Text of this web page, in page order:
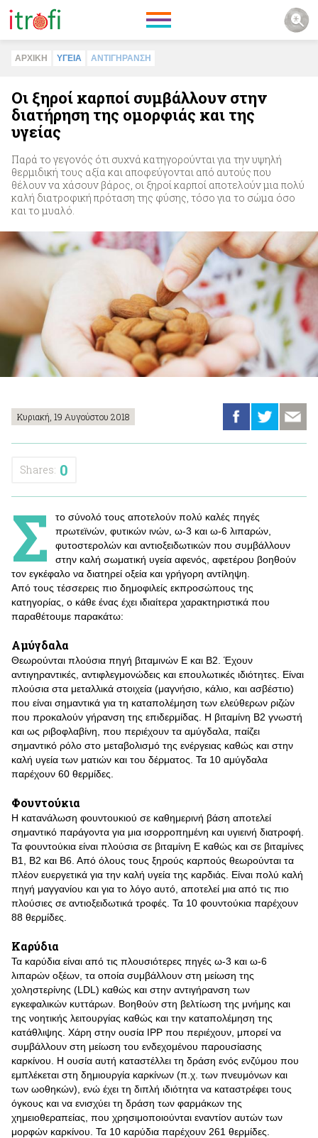
ΑΡΧΙΚΗ ΥΓΕΙΑ ΑΝΤΙΓΗΡΑΝΣΗ
Οι ξηροί καρποί συμβάλλουν στην
διατήρηση της ομορφιάς και της
υγείας
Παρά το γεγονός ότι συχνά κατηγορούνται για την υψηλή
θερμιδική τους αξία και αποφεύγονται από αυτούς που
θέλουν να χάσουν βάρος, οι ξηροί καρποί αποτελούν μια πολύ
καλή διατροφική πρόταση της φύσης, τόσο για το σώμα όσο
και το μυαλό.
Κυριακή, 19 Αυγούστου 2018
Shares: 0
Σ
το σύνολό τους αποτελούν πολύ καλές πηγές
πρωτεϊνών, φυτικών ινών, ω-3 και ω-6 λιπαρών,
φυτοστερολών και αντιοξειδωτικών που συμβάλλουν
στην καλή σωματική υγεία αφενός, αφετέρου βοηθούν
τον εγκέφαλο να διατηρεί οξεία και γρήγορη αντίληψη.
Από τους τέσσερεις πιο δημοφιλείς εκπροσώπους της
κατηγορίας, ο κάθε ένας έχει ιδιαίτερα χαρακτηριστικά που
παραθέτουμε παρακάτω:
Αμύγδαλα
Θεωρούνται πλούσια πηγή βιταμινών Ε και Β2. Έχουν
αντιγηραντικές, αντιφλεγμονώδεις και επουλωτικές ιδιότητες. Είναι
πλούσια στα μεταλλικά στοιχεία (μαγνήσιο, κάλιο, και ασβέστιο)
που είναι σημαντικά για τη καταπολέμηση των ελεύθερων ριζών
που προκαλούν γήρανση της επιδερμίδας. Η βιταμίνη Β2 γνωστή
και ως ριβοφλαβίνη, που περιέχουν τα αμύγδαλα, παίζει
σημαντικό ρόλο στο μεταβολισμό της ενέργειας καθώς και στην
καλή υγεία των ματιών και του δέρματος. Τα 10 αμύγδαλα
παρέχουν 60 θερμίδες.
Φουντούκια
Η κατανάλωση φουντουκιού σε καθημερινή βάση αποτελεί
σημαντικό παράγοντα για μια ισορροπημένη και υγιεινή διατροφή.
Τα φουντούκια είναι πλούσια σε βιταμίνη Ε καθώς και σε βιταμίνες
Β1, Β2 και Β6. Από όλους τους ξηρούς καρπούς θεωρούνται τα
πλέον ευεργετικά για την καλή υγεία της καρδιάς. Είναι πολύ καλή
πηγή μαγγανίου και για το λόγο αυτό, αποτελεί μια από τις πιο
πλούσιες σε αντιοξειδωτικά τροφές. Τα 10 φουντούκια παρέχουν
88 θερμίδες.
Καρύδια
Τα καρύδια είναι από τις πλουσιότερες πηγές ω-3 και ω-6
λιπαρών οξέων, τα οποία συμβάλλουν στη μείωση της
χοληστερίνης (LDL) καθώς και στην αντιγήρανση των
εγκεφαλικών κυττάρων. Βοηθούν στη βελτίωση της μνήμης και
της νοητικής λειτουργίας καθώς και την καταπολέμηση της
κατάθλιψης. Χάρη στην ουσία IPP που περιέχουν, μπορεί να
συμβάλλουν στη μείωση του ενδεχομένου παρουσίασης
καρκίνου. Η ουσία αυτή καταστέλλει τη δράση ενός ενζύμου που
εμπλέκεται στη δημιουργία καρκίνων (π.χ. των πνευμόνων και
των ωοθηκών), ενώ έχει τη διπλή ιδιότητα να καταστρέφει τους
όγκους και να ενισχύει τη δράση των φαρμάκων της
χημειοθεραπείας, που χρησιμοποιούνται εναντίον αυτών των
μορφών καρκίνου. Τα 10 καρύδια παρέχουν 261 θερμίδες.